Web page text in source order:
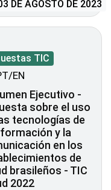
DE AGOSTO DE 2023
TIC
EN
Ejecutivo -
sobre el uso
tecnologías de
y la
en los
de
brasileños - TIC
2022